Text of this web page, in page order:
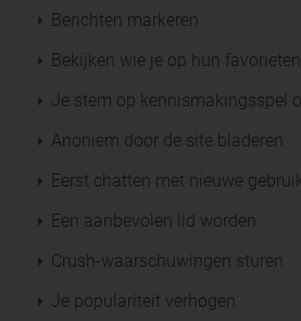
Berichten markeren
Bekijken wie je op hun
Je stem op kennismakingsspel
Anoniem door de site bladeren
Eerst chatten met nieuwe
Een aanbevolen lid worden
Crush-waarschuwingen sturen
Je populariteit verhogen